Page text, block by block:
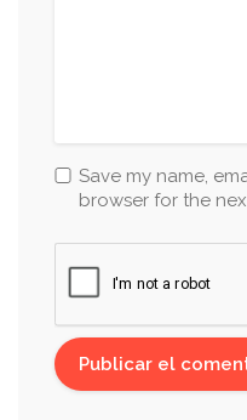
Save my name,
browser for the